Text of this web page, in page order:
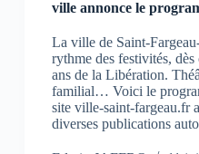
ville annonce le
La ville de Saint-
rythme des festivités,
ans de la Libération.
familial… Voici le
site ville-saint-fargeau.fr
diverses publications